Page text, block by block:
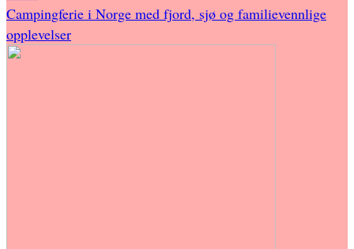
Campingferie i Norge med fjord, sjø og familievennlige
opplevelser